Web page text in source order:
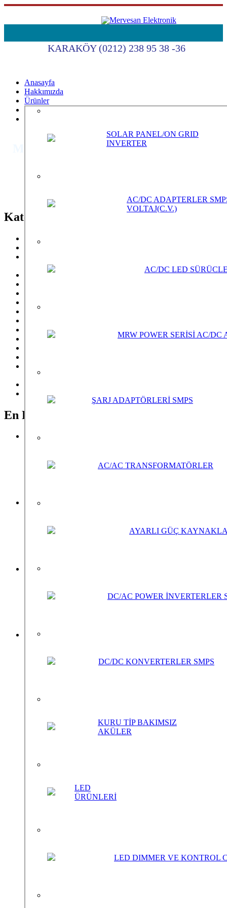
KARAKÖY (0212) 238 95 38 -36
Anasayfa
Hakkımızda
Ürünler
SOLAR PANEL/ON GRID
INVERTER
AC/DC ADAPTERLER
VOLTAJ(C.V.)
AC/DC LED
MRW POWER SERİSİ AC/DC
ŞARJ ADAPTÖRLERİ SMPS
AC/AC TRANSFORMATÖRLER
AYARLI GÜÇ
DC/AC POWER İNVERTERLER
DC/DC KONVERTERLER SMPS
KURU TİP BAKIMSIZ
AKÜLER
LED
ÜRÜNLERİ
LED DIMMER VE KONTROL
Katalog
MRW-NL-8/16-B/220
Kategoriler
SOLAR PANEL/ON GRID INVERTER
AKIM (C.C)
MRW POWER SERİSİ AC/DC ADAPTÖRLER
DC/AC POWER İNVERTERLER SMPS
KURU TİP BAKIMSIZ AKÜLER
LED ÜRÜNLERİ
HOPARLÖRLERİ
KESİNTİSİZ GÜÇ KAYNAKLARI / UPS
En Popüler Ürünler
MT-150-12UPS Akü Şarj Özellikli SMPS
MT-305 D II 0-60 / 0-30 Volt 5/10 Amper
MT-305B 0-30 Volt 5 Amper
ÖZEL SARIM TRANSFORMATÖRLER
MRW-NL-8/16-B/220
Diğer Ürünlerimiz
İncele
İncele